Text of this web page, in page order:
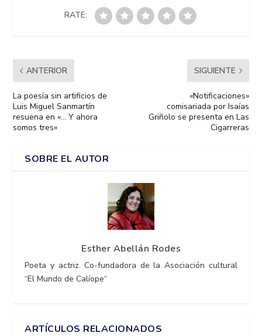
RATE:
ANTERIOR
La poesía sin artificios de
Luis Miguel Sanmartín
resuena en «… Y ahora
somos tres»
SIGUIENTE
«Notificaciones»
comisariada por Isaías
Griñolo se presenta en Las
Cigarreras
SOBRE EL AUTOR
Esther Abellán Rodes
Poeta y actriz. Co-fundadora de la Asociación cultural
“El Mundo de Calíope“
ARTÍCULOS RELACIONADOS